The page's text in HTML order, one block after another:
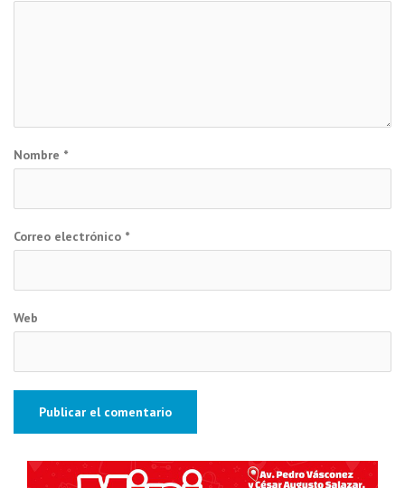
Nombre *
Correo electrónico *
Web